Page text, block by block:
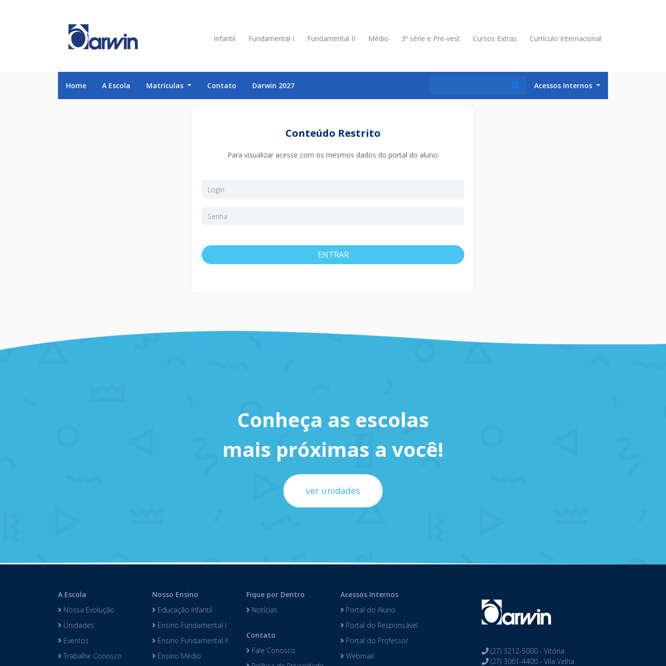
Infantil Fundamental I Fundamental II Médio 3ª série e Pré-vest Cursos Extras Currículo Internacional
Home A Escola Matrículas Contato Darwin 2027 Acessos Internos
Conteúdo Restrito
Para visualizar acesse com os mesmos dados do portal do aluno:
ENTRAR
Conheça as escolas
mais próximas a você!
ver unidades
A Escola
Nossa Evolução
Unidades
Eventos
Trabalhe Conosco
Nosso Ensino
Educação Infantil
Ensino Fundamental I
Ensino Fundamental II
Ensino Médio
Fique por Dentro
Notícias
Contato
Fale Conosco
Acessos Internos
Portal do Aluno
Portal do Responsável
Portal do Professor
Webmail
(27) 3212-5000 - Vitória
(27) 3061-4400 - Vila Velha